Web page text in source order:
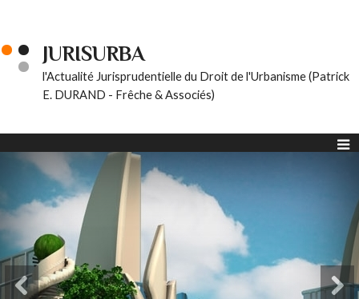
JURISURBA
l'Actualité Jurisprudentielle du Droit de l'Urbanisme (Patrick
E. DURAND - Frêche & Associés)